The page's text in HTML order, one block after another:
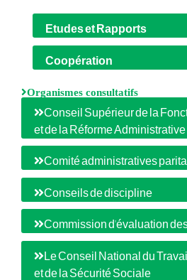
Etudes et Rapports
Coopération
Organismes consultatifs
Conseil Supérieur de la
et de la Réforme Administrative
Comité administratives
Conseils de discipline
Commission d'évaluation
Le Conseil National du
et de la Sécurité Sociale